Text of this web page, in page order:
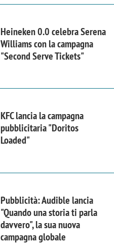
Heineken 0.0 celebra Serena
Williams con la campagna
"Second Serve Tickets"
KFC lancia la campagna
pubblicitaria "Doritos
Loaded"
Pubblicità: Audible lancia
"Quando una storia ti parla
davvero", la sua nuova
campagna globale